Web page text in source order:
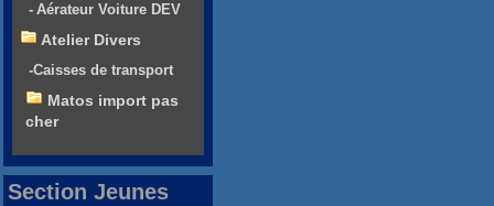
- Aérateur Voiture DEV
Atelier Divers
-Caisses de transport
Matos import pas
cher
Section Jeunes